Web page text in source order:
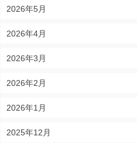
2026年5月
2026年4月
2026年3月
2026年2月
2026年1月
2025年12月